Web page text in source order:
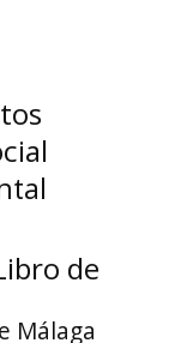
de
Málaga